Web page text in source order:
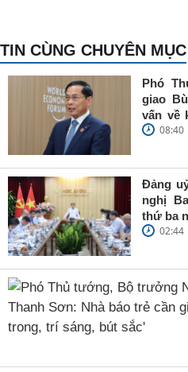
TIN CÙNG CHUYÊN MỤC
Phó
giao
vấn về
Trung
08:40
Đảng
nghị
thứ ba
02:44